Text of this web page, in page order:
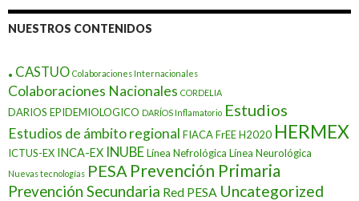
NUESTROS CONTENIDOS
. CASTUO Colaboraciones Internacionales
Colaboraciones Nacionales CORDELIA
DARIOS EPIDEMIOLOGICO DARÍOS Inflamatorio Estudios
Estudios de ámbito regional FIACAFrEEH2020 HERMEX
ICTUS-EX INCA-EX INUBELínea Nefrológica Línea Neurológica
Nuevas tecnologías PESA Prevención Primaria
Prevención Secundaria Red PESA Uncategorized